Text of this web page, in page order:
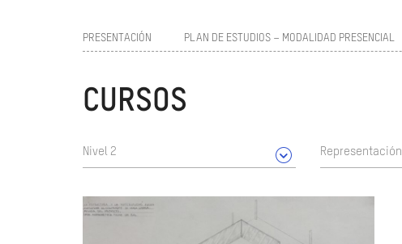
PRESENTACIÓN PLAN DE ESTUDIOS – MODALIDAD PRESENCIAL
CURSOS
Nivel 2 Representación